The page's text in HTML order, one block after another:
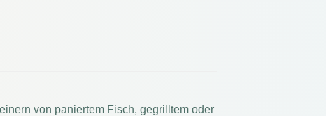
von paniertem Fisch, gegrilltem oder